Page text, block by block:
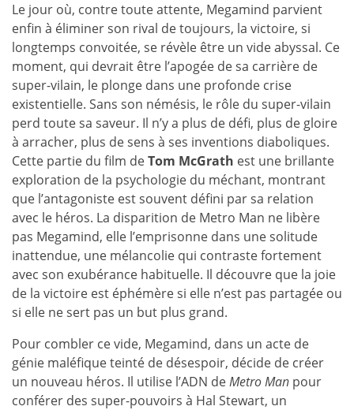
Le jour où, contre toute attente, Megamind parvient
enfin à éliminer son rival de toujours, la victoire, si
longtemps convoitée, se révèle être un vide abyssal. Ce
moment, qui devrait être l’apogée de sa carrière de
super-vilain, le plonge dans une profonde crise
existentielle. Sans son némésis, le rôle du super-vilain
perd toute sa saveur. Il n’y a plus de défi, plus de gloire
à arracher, plus de sens à ses inventions diaboliques.
Cette partie du film deTom McGrath est une brillante
exploration de la psychologie du méchant, montrant
que l’antagoniste est souvent défini par sa relation
avec le héros. La disparition de Metro Man ne libère
pas Megamind, elle l’emprisonne dans une solitude
inattendue, une mélancolie qui contraste fortement
avec son exubérance habituelle. Il découvre que la joie
de la victoire est éphémère si elle n’est pas partagée ou
si elle ne sert pas un but plus grand.
Pour combler ce vide, Megamind, dans un acte de
génie maléfique teinté de désespoir, décide de créer
un nouveau héros. Il utilise l’ADN deMetro Man pour
conférer des super-pouvoirs à Hal Stewart, un